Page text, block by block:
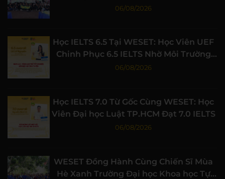
Nghiệp
06/08/2026
Học IELTS 6.5 Tại WESET: Học Viên UEF
Chinh Phục 6.5 IELTS Nhờ Môi Trường
Học Tập Chất Lượng
06/08/2026
Học IELTS 7.0 Từ Gốc Cùng WESET: Học
Viên Đại học Luật TP.HCM Đạt 7.0 IELTS
06/08/2026
WESET Đồng Hành Cùng Chiến Sĩ Mùa
Hè Xanh Trường Đại học Khoa học Tự